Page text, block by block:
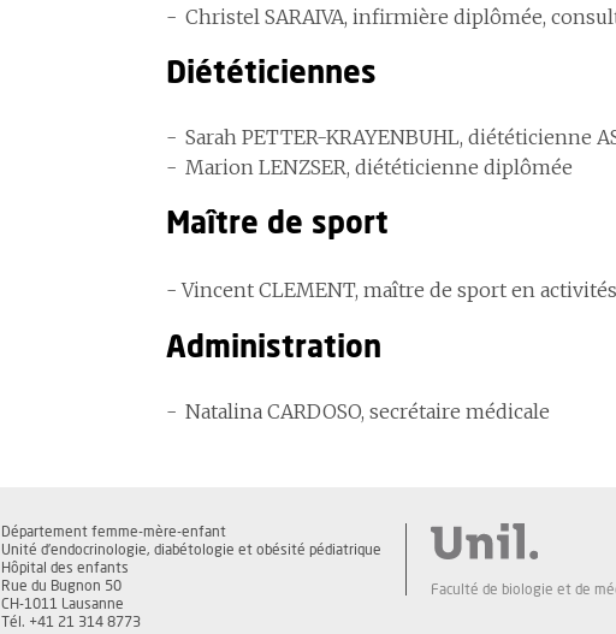
Christel SARAIVA, infirmière diplômée,
Diététiciennes
Sarah PETTER-KRAYENBUHL, diététicienne
Marion LENZSER, diététicienne diplômée
Maître de sport
- Vincent CLEMENT, maître de sport en
Administration
Natalina CARDOSO, secrétaire médicale
Département femme-mère-enfant
Unité d’endocrinologie, diabétologie et obésité pédiatrique
Hôpital des enfants
Rue du Bugnon 50
CH-1011 Lausanne
Tél. +41 21 314 8773
Faculté de biologie et de